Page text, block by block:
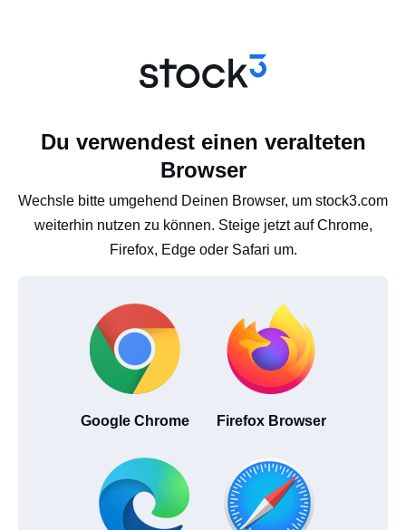
Du verwendest einen veralteten
Browser
Wechsle bitte umgehend Deinen Browser, um stock3.com
weiterhin nutzen zu können. Steige jetzt auf Chrome,
Firefox, Edge oder Safari um.
Google Chrome Firefox Browser